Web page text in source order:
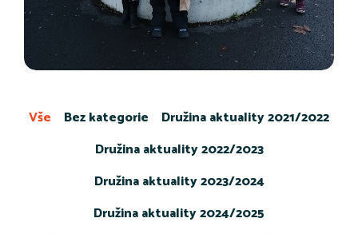
Bez kategorie
Družina aktuality 2021/2022
Družina aktuality 2022/2023
Družina aktuality 2023/2024
Družina aktuality 2024/2025
Vše